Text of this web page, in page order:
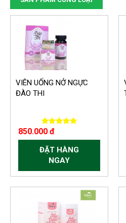
VIÊN UỐNG NỞ NGỰC
ĐÀO THI
850.000 đ
ĐẶT HÀNG
NGAY